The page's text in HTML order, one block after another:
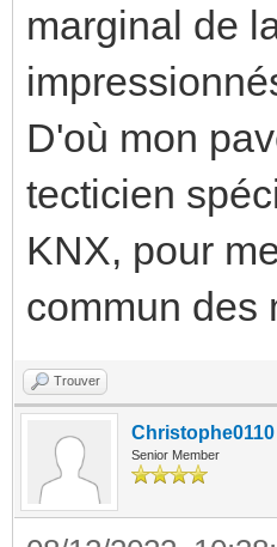
marginal de
D'où mon
tecticien
KNX, pour
commun des
Trouver
Christophe0110
Senior Member